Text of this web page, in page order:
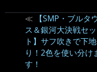
≪
【SMP・ブルタ
ス＆銀河大決戦セッ
ト】サフ吹きで下
り！2色を使い分け
す！